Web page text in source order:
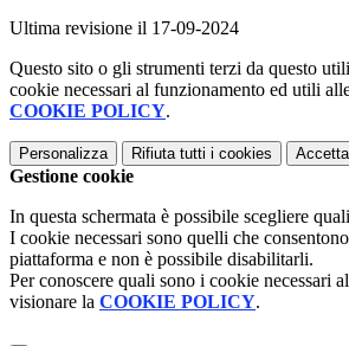
Ultima revisione il 17-09-2024
Questo sito o gli strumenti terzi da questo
cookie necessari al funzionamento ed utili
COOKIE POLICY.
Personalizza Rifiuta tutti i cookies
Gestione cookie
In questa schermata è possibile scegliere
I cookie necessari sono quelli che
piattaforma e non è possibile disabilitarli.
Per conoscere quali sono i cookie necessari
visionare la COOKIE POLICY.